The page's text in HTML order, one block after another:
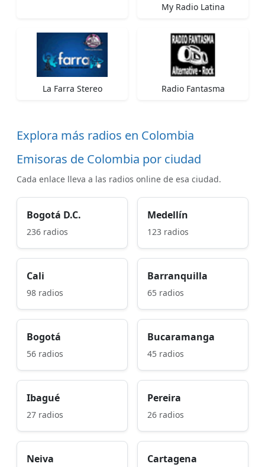
My Radio Latina
La Farra Stereo Radio Fantasma
Explora más radios en Colombia
Emisoras de Colombia por ciudad
Cada enlace lleva a las radios online de esa ciudad.
Bogotá D.C.
236 radios
Medellín
123 radios
Cali
98 radios
Barranquilla
65 radios
Bogotá
56 radios
Bucaramanga
45 radios
Ibagué
27 radios
Pereira
26 radios
Neiva Cartagena